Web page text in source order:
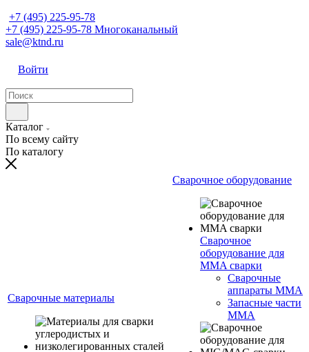
+7 (495) 225-95-78
+7 (495) 225-95-78 Многоканальный
sale@ktnd.ru
Войти
Каталог
По всему сайту
По каталогу
Сварочные материалы
Сварочное оборудование
Сварочное
оборудование для
MMA сварки
Сварочные
аппараты MMA
Запасные части
MMA